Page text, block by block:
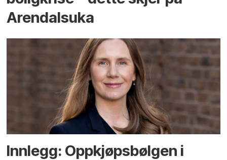
Arendals­uka
Innlegg: Oppkjøps­bølgen i